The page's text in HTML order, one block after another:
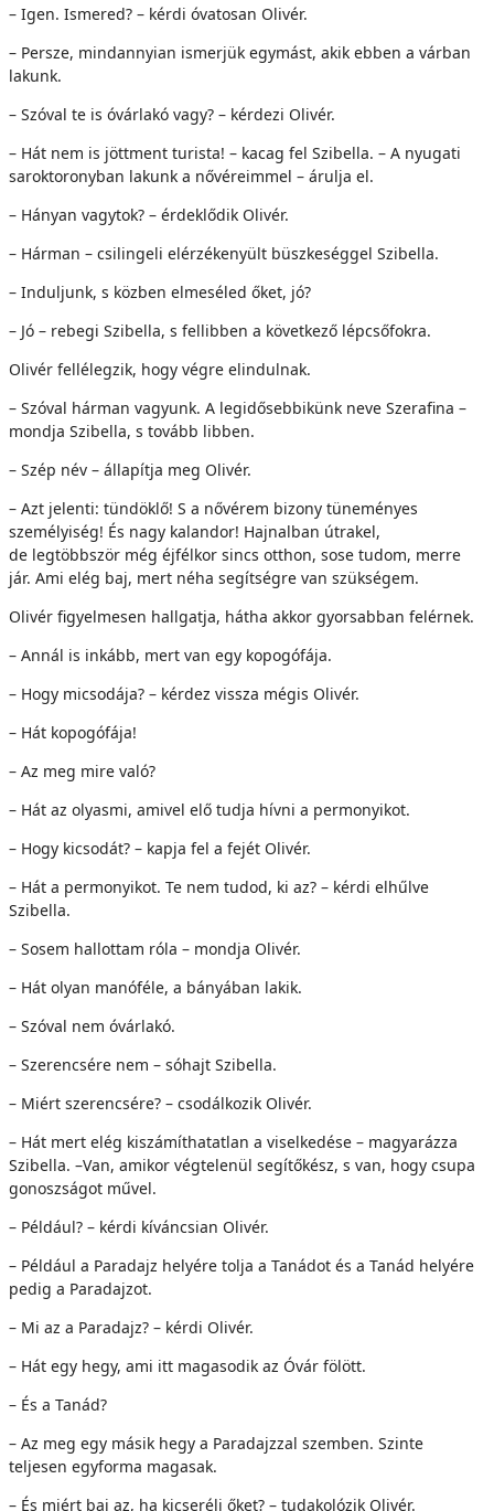
– Igen. Ismered? – kérdi óvatosan Olivér.
– Persze, mindannyian ismerjük egymást, akik ebben a várban
lakunk.
– Szóval te is óvárlakó vagy? – kérdezi Olivér.
– Hát nem is jöttment turista! – kacag fel Szibella. – A nyugati
saroktoronyban lakunk a nővéreimmel – árulja el.
– Hányan vagytok? – érdeklődik Olivér.
– Hárman – csilingeli elérzékenyült büszkeséggel Szibella.
– Induljunk, s közben elmeséled őket, jó?
– Jó – rebegi Szibella, s fellibben a következő lépcsőfokra.
Olivér fellélegzik, hogy végre elindulnak.
– Szóval hárman vagyunk. A legidősebbikünk neve Szerafina –
mondja Szibella, s tovább libben.
– Szép név – állapítja meg Olivér.
– Azt jelenti: tündöklő! S a nővérem bizony tüneményes
személyiség! És nagy kalandor! Hajnalban útrakel,
de legtöbbször még éjfélkor sincs otthon, sose tudom, merre
jár. Ami elég baj, mert néha segítségre van szükségem.
Olivér figyelmesen hallgatja, hátha akkor gyorsabban felérnek.
– Annál is inkább, mert van egy kopogófája.
– Hogy micsodája? – kérdez vissza mégis Olivér.
– Hát kopogófája!
– Az meg mire való?
– Hát az olyasmi, amivel elő tudja hívni a permonyikot.
– Hogy kicsodát? – kapja fel a fejét Olivér.
– Hát a permonyikot. Te nem tudod, ki az? – kérdi elhűlve
Szibella.
– Sosem hallottam róla – mondja Olivér.
– Hát olyan manóféle, a bányában lakik.
– Szóval nem óvárlakó.
– Szerencsére nem – sóhajt Szibella.
– Miért szerencsére? – csodálkozik Olivér.
– Hát mert elég kiszámíthatatlan a viselkedése – magyarázza
Szibella. –Van, amikor végtelenül segítőkész, s van, hogy csupa
gonoszságot művel.
– Például? – kérdi kíváncsian Olivér.
– Például a Paradajz helyére tolja a Tanádot és a Tanád helyére
pedig a Paradajzot.
– Mi az a Paradajz? – kérdi Olivér.
– Hát egy hegy, ami itt magasodik az Óvár fölött.
– És a Tanád?
– Az meg egy másik hegy a Paradajzzal szemben. Szinte
teljesen egyforma magasak.
– És miért baj az, ha kicseréli őket? – tudakolózik Olivér.